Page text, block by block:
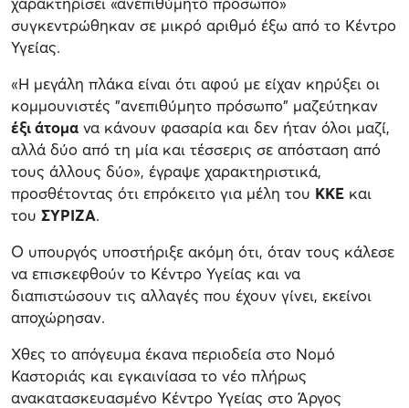
συγκεντρώθηκαν σε μικρό αριθμό έξω από το Κέντρο
Υγείας.
«Η μεγάλη πλάκα είναι ότι αφού με είχαν κηρύξει οι
κομμουνιστές "ανεπιθύμητο πρόσωπο" μαζεύτηκαν
έξι άτομα να κάνουν φασαρία και δεν ήταν όλοι μαζί,
αλλά δύο από τη μία και τέσσερις σε απόσταση από
τους άλλους δύο», έγραψε χαρακτηριστικά,
προσθέτοντας ότι επρόκειτο για μέλη του ΚΚΕ και
του ΣΥΡΙΖΑ.
Ο υπουργός υποστήριξε ακόμη ότι, όταν τους κάλεσε
να επισκεφθούν το Κέντρο Υγείας και να
διαπιστώσουν τις αλλαγές που έχουν γίνει, εκείνοι
αποχώρησαν.
Χθες το απόγευμα έκανα περιοδεία στο Νομό
Καστοριάς και εγκαινίασα το νέο πλήρως
ανακατασκευασμένο Κέντρο Υγείας στο Άργος